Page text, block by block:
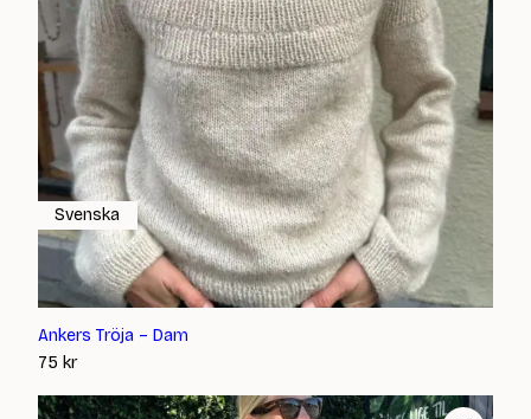
Ankers Tröja – Dam
75 kr
Svenska